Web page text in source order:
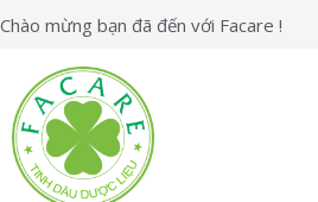
Skip
content
Chào mừng bạn đã đến với Facare !